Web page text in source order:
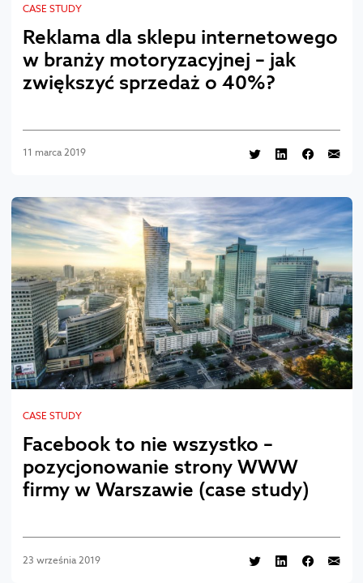
CASE STUDY
Reklama dla sklepu internetowego
w branży motoryzacyjnej – jak
zwiększyć sprzedaż o 40%?
11 marca 2019
CASE STUDY
Facebook to nie wszystko –
pozycjonowanie strony WWW
firmy w Warszawie (case study)
23 września 2019